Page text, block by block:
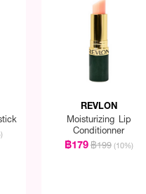
REVLON
Moisturizing Lip
Conditionner
฿179฿199 (10%)